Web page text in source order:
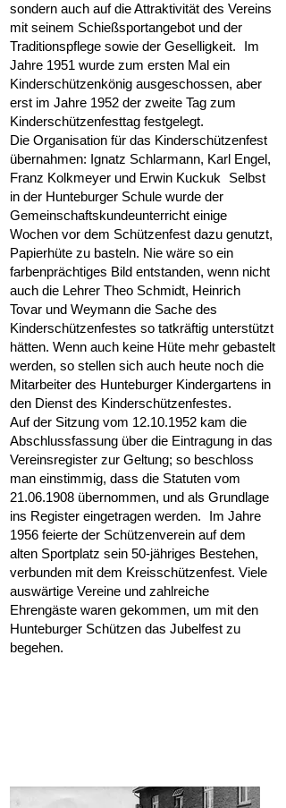
sondern auch auf die Attraktivität des Vereins
mit seinem Schießsportangebot und der
Traditionspflege sowie der Geselligkeit. Im
Jahre 1951 wurde zum ersten Mal ein
Kinderschützenkönig ausgeschossen, aber
erst im Jahre 1952 der zweite Tag zum
Kinderschützenfesttag festgelegt.
Die Organisation für das Kinderschützenfest
übernahmen: Ignatz Schlarmann, Karl Engel,
Franz Kolkmeyer und Erwin Kuckuk Selbst
in der Hunteburger Schule wurde der
Gemeinschaftskundeunterricht einige
Wochen vor dem Schützenfest dazu genutzt,
Papierhüte zu basteln. Nie wäre so ein
farbenprächtiges Bild entstanden, wenn nicht
auch die Lehrer Theo Schmidt, Heinrich
Tovar und Weymann die Sache des
Kinderschützenfestes so tatkräftig unterstützt
hätten. Wenn auch keine Hüte mehr gebastelt
werden, so stellen sich auch heute noch die
Mitarbeiter des Hunteburger Kindergartens in
den Dienst des Kinderschützenfestes.
Auf der Sitzung vom 12.10.1952 kam die
Abschlussfassung über die Eintragung in das
Vereinsregister zur Geltung; so beschloss
man einstimmig, dass die Statuten vom
21.06.1908 übernommen, und als Grundlage
ins Register eingetragen werden. Im Jahre
1956 feierte der Schützenverein auf dem
alten Sportplatz sein 50-jähriges Bestehen,
verbunden mit dem Kreisschützenfest. Viele
auswärtige Vereine und zahlreiche
Ehrengäste waren gekommen, um mit den
Hunteburger Schützen das Jubelfest zu
begehen.